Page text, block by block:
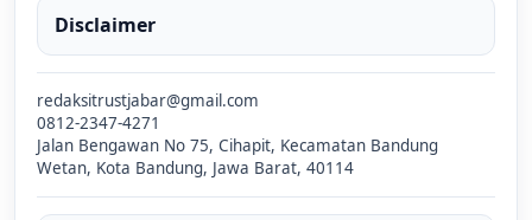
Disclaimer
redaksitrustjabar@gmail.com
0812-2347-4271
Jalan Bengawan No 75, Cihapit, Kecamatan Bandung
Wetan, Kota Bandung, Jawa Barat, 40114